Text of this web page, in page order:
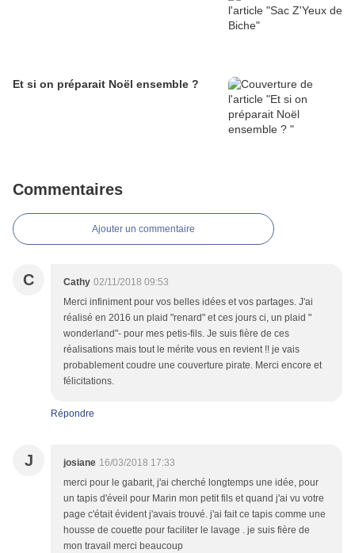
Et si on préparait Noël ensemble ?
Commentaires
Ajouter un commentaire
C Cathy 02/11/2018 09:53
Merci infiniment pour vos belles idées et vos partages. J'ai
réalisé en 2016 un plaid "renard" et ces jours ci, un plaid "
wonderland"- pour mes petis-fils. Je suis fière de ces
réalisations mais tout le mérite vous en revient !! je vais
probablement coudre une couverture pirate. Merci encore et
félicitations.
Répondre
J josiane 16/03/2018 17:33
merci pour le gabarit, j'ai cherché longtemps une idée, pour
un tapis d'éveil pour Marin mon petit fils et quand j'ai vu votre
page c'était évident j'avais trouvé. j'ai fait ce tapis comme une
housse de couette pour faciliter le lavage . je suis fière de
mon travail merci beaucoup